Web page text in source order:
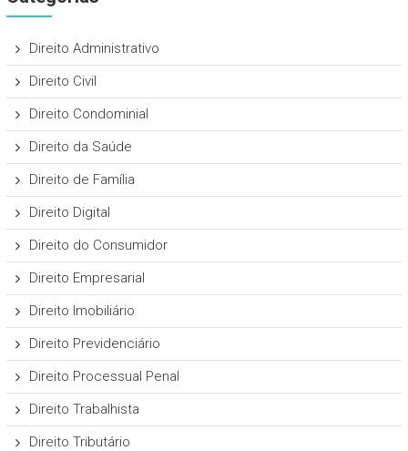
Direito Administrativo
Direito Civil
Direito Condominial
Direito da Saúde
Direito de Família
Direito Digital
Direito do Consumidor
Direito Empresarial
Direito Imobiliário
Direito Previdenciário
Direito Processual Penal
Direito Trabalhista
Direito Tributário